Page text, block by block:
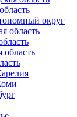
округ
область
область